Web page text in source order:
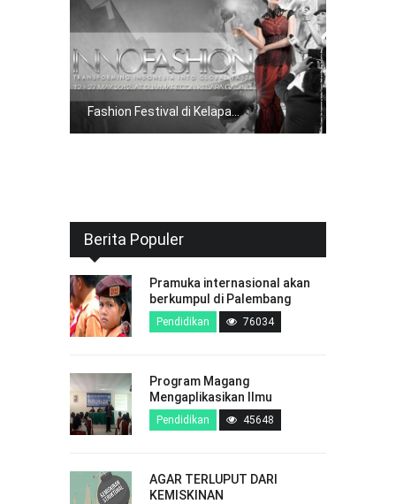
Fashion Festival di Kelapa...
Berita Populer
Pramuka internasional akan
berkumpul di Palembang
Pendidikan 76034
Program Magang
Mengaplikasikan Ilmu
Pendidikan 45648
AGAR TERLUPUT DARI
KEMISKINAN